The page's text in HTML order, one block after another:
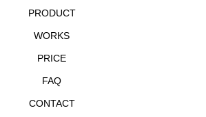
PRODUCT
WORKS
PRICE
FAQ
CONTACT